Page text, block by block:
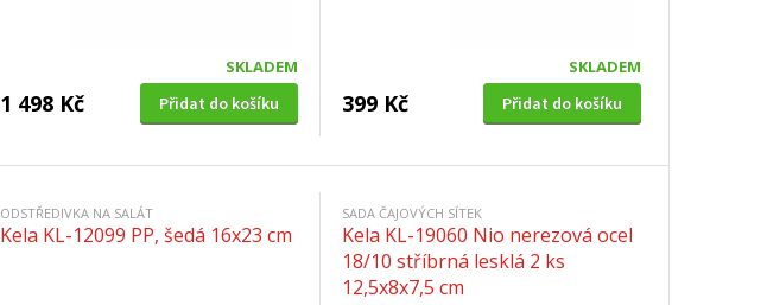
SKLADEM
1 498 Kč Přidat do košíku
SKLADEM
399 Kč Přidat do košíku
ODSTŘEDIVKA NA SALÁT
Kela KL-12099 PP, šedá 16x23 cm
SADA ČAJOVÝCH SÍTEK
Kela KL-19060 Nio nerezová ocel
18/10 stříbrná lesklá 2 ks
12,5x8x7,5 cm